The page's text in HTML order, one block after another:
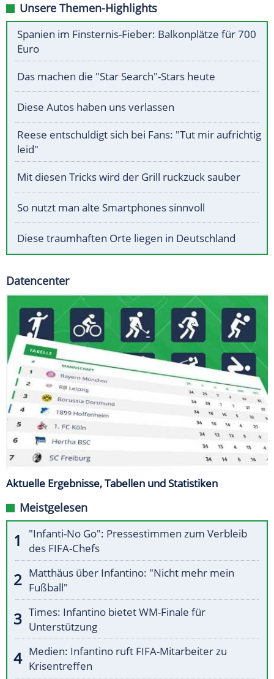
Unsere Themen-Highlights
Spanien im Finsternis-Fieber: Balkonplätze für 700
Euro
Das machen die "Star Search"-Stars heute
Diese Autos haben uns verlassen
Reese entschuldigt sich bei Fans: "Tut mir aufrichtig
leid"
Mit diesen Tricks wird der Grill ruckzuck sauber
So nutzt man alte Smartphones sinnvoll
Diese traumhaften Orte liegen in Deutschland
Datencenter
Aktuelle Ergebnisse, Tabellen und Statistiken
Meistgelesen
"Infanti-No Go": Pressestimmen zum Verbleib
des FIFA-Chefs
Matthäus über Infantino: "Nicht mehr mein
Fußball"
Times: Infantino bietet WM-Finale für
Unterstützung
Medien: Infantino ruft FIFA-Mitarbeiter zu
Krisentreffen